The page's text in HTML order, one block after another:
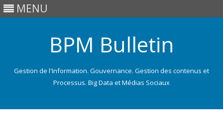
MENU
BPM Bulletin
Gestion de l'Information. Gouvernance. Gestion des contenus et
Processus. Big Data et Médias Sociaux